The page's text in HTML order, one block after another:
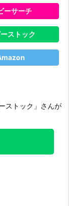
ーサーチ
ストック
ストック」さんが